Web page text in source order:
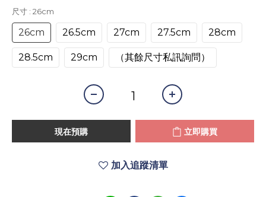
尺寸 : 26cm
26cm 26.5cm 27cm 27.5cm 28cm
28.5cm 29cm （其餘尺寸私訊詢問）
現在預購 立即購買
加入追蹤清單